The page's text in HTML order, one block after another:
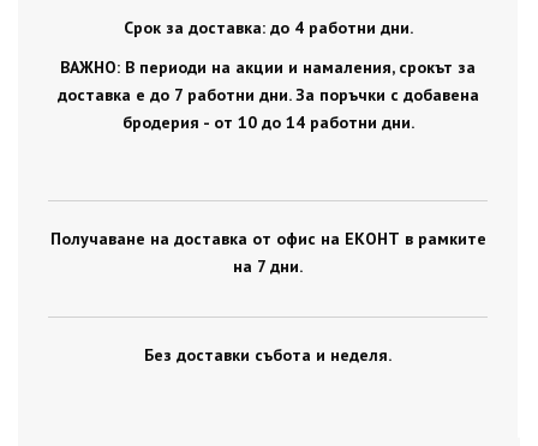
Срок за доставка: до 4 работни дни.
ВАЖНО: В периоди на акции и намаления, срокът за
доставка е до 7 работни дни. За поръчки с добавена
бродерия - от 10 до 14 работни дни.
Получаване на доставка от офис на ЕКОНТ в рамките
на 7 дни.
Без доставки събота и неделя.